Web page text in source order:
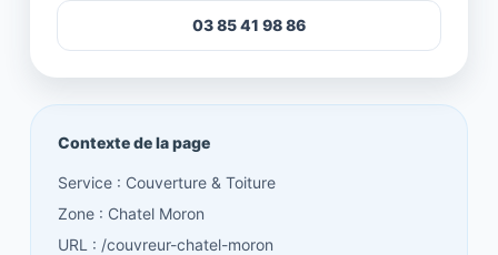
03 85 41 98 86
Contexte de la page
Service : Couverture & Toiture
Zone : Chatel Moron
URL : /couvreur-chatel-moron